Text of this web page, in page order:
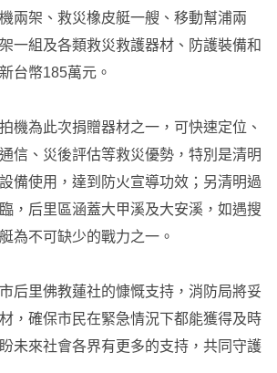
兩架、救災橡皮艇一艘、移動幫浦兩
一組及各類救災救護器材、防護裝備和
台幣185萬元。
機為此次捐贈器材之一，可快速定位、
信、災後評估等救災優勢，特別是清明
備使用，達到防火宣導功效；另清明過
，后里區涵蓋大甲溪及大安溪，如遇搜
為不可缺少的戰力之一。
后里佛教蓮社的慷慨支持，消防局將妥
，確保市民在緊急情況下都能獲得及時
未來社會各界有更多的支持，共同守護